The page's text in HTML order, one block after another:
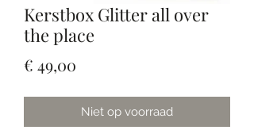
Kerstbox Glitter all over
the place
€ 49,00
Niet op voorraad